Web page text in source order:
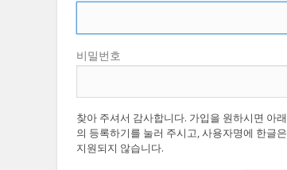
비밀번호
찾아 주셔서 감사합니다. 가입을 원하시면 아래
의 등록하기를 눌러 주시고, 사용자명에 한글은
지원되지 않습니다.